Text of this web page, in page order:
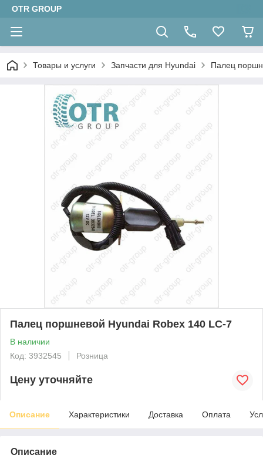
OTR GROUP
Товары и услуги Запчасти для Hyundai Палец
Палец поршневой Hyundai Robex 140 LC-7
В наличии
Код: 3932545
Розница
Цену уточняйте
Описание Характеристики Доставка Оплата
Описание